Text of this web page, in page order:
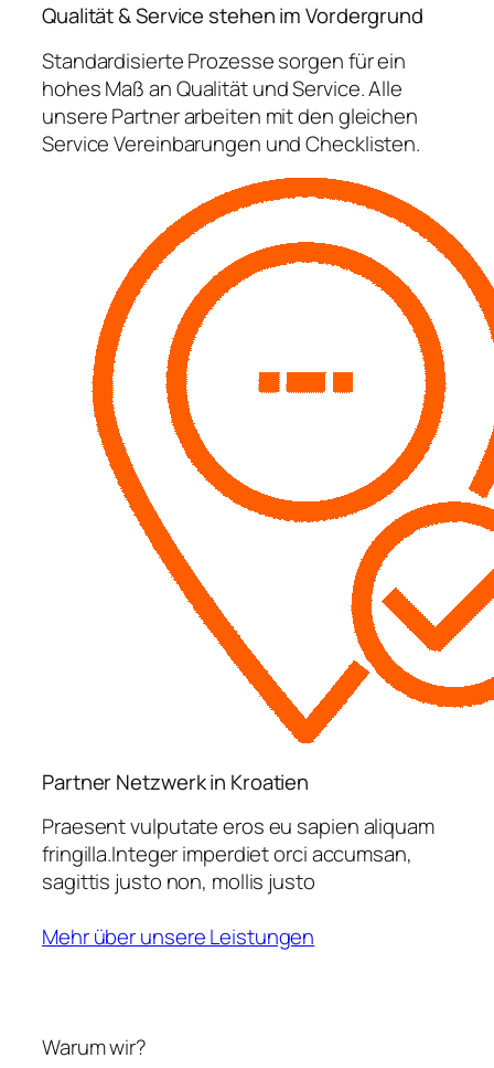
Qualität & Service stehen im Vordergrund
Standardisierte Prozesse sorgen für ein
hohes Maß an Qualität und Service. Alle
unsere Partner arbeiten mit den gleichen
Service Vereinbarungen und Checklisten.
Partner Netzwerk in Kroatien
Praesent vulputate eros eu sapien aliquam
fringilla.Integer imperdiet orci accumsan,
sagittis justo non, mollis justo
Mehr über unsere Leistungen
Warum wir?